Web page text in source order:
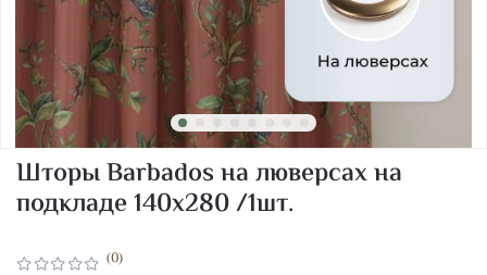
(0)
Шторы Barbados на люверсах на
подкладе 140х280 /1шт.